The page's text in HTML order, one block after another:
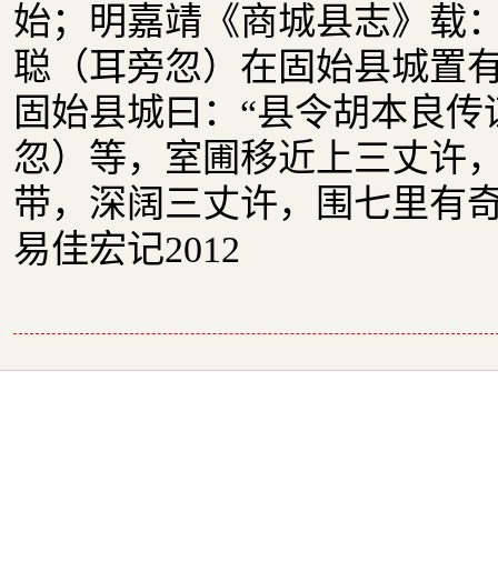
始；明嘉靖《商城县志》载
聪（耳旁忽）在固始县城置
固始县城曰：“县令胡本良
忽）等，室圃移近上三丈许
带，深阔三丈许，围七里有
易佳宏记2012